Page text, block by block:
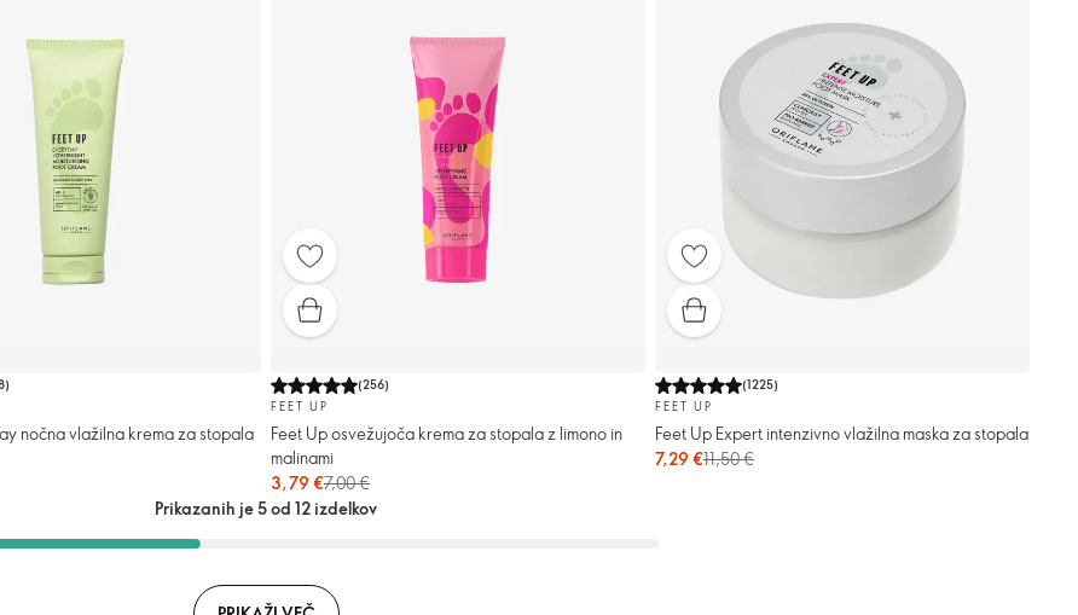
)
nočna vlažilna krema za stopala
(256)
FEET UP
Feet Up osvežujoča krema za stopala z limono in
malinami
3,79 €7,00 €
(1225)
FEET UP
Feet Up Expert intenzivno vlažilna maska za stopala
7,29 €11,50 €
Prikazanih je 5 od 12 izdelkov